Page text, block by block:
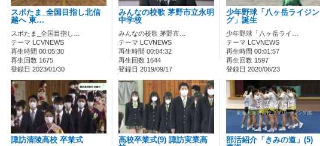
スポたま_全国目指し北信
越へ 東…
スポたま_全国目指し…
テーマ LCVNEWS
再生時間 00:05:30
再生回数 1675
登録日 2023/01/30
みんなの校歌 茅野市立永明
中学校
みんなの校歌 茅野市…
テーマ LCVNEWS
再生時間 00:04:32
再生回数 1644
登録日 2019/09/17
少年野球「八ヶ岳ライジン
グ」誕生
少年野球「八ヶ岳ライ…
テーマ LCVNEWS
再生時間 00:01:57
再生回数 1597
登録日 2020/06/23
諏訪清陵高校 卒業式
高校卒業式(9) 諏訪実業高
部活紹介「きみの道」(5)